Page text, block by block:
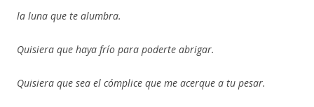
la luna que te alumbra.
Quisiera que haya frío para poderte abrigar.
Quisiera que sea el cómplice que me acerque a tu pesar.